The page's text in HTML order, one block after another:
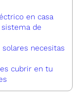
en casa
de
necesitas
cubrir en tu